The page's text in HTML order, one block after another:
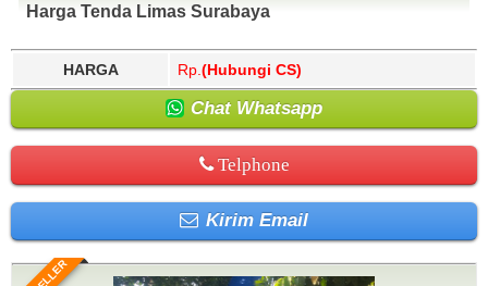
Harga Tenda Limas Surabaya
HARGA Rp. (Hubungi CS)
Chat Whatsapp
Telphone
Kirim Email